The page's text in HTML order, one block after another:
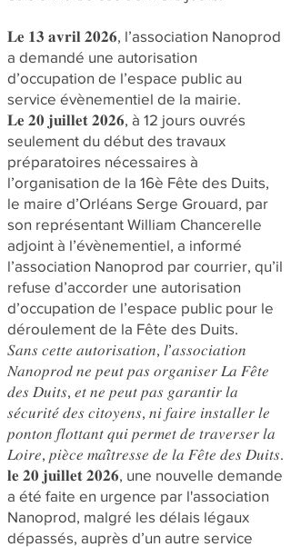
𝐋𝐞 𝟏𝟑 𝐚𝐯𝐫𝐢𝐥 𝟐𝟎𝟐𝟔, l’association Nanoprod
a demandé une autorisation
d’occupation de l’espace public au
service évènementiel de la mairie.
𝐋𝐞 𝟐𝟎 𝐣𝐮𝐢𝐥𝐥𝐞𝐭 𝟐𝟎𝟐𝟔, à 12 jours ouvrés
seulement du début des travaux
préparatoires nécessaires à
l’organisation de la 16è Fête des Duits,
le maire d’Orléans Serge Grouard, par
son représentant William Chancerelle
adjoint à l’évènementiel, a informé
l’association Nanoprod par courrier, qu’il
refuse d’accorder une autorisation
d’occupation de l’espace public pour le
déroulement de la Fête des Duits.
𝑆𝑎𝑛𝑠 𝑐𝑒𝑡𝑡𝑒 𝑎𝑢𝑡𝑜𝑟𝑖𝑠𝑎𝑡𝑖𝑜𝑛, 𝑙’𝑎𝑠𝑠𝑜𝑐𝑖𝑎𝑡𝑖𝑜𝑛
𝑁𝑎𝑛𝑜𝑝𝑟𝑜𝑑 𝑛𝑒 𝑝𝑒𝑢𝑡 𝑝𝑎𝑠 𝑜𝑟𝑔𝑎𝑛𝑖𝑠𝑒𝑟 𝐿𝑎 𝐹𝑒̂𝑡𝑒
𝑑𝑒𝑠 𝐷𝑢𝑖𝑡𝑠, 𝑒𝑡 𝑛𝑒 𝑝𝑒𝑢𝑡 𝑝𝑎𝑠 𝑔𝑎𝑟𝑎𝑛𝑡𝑖𝑟 𝑙𝑎
𝑠𝑒́𝑐𝑢𝑟𝑖𝑡𝑒́ 𝑑𝑒𝑠 𝑐𝑖𝑡𝑜𝑦𝑒𝑛𝑠, 𝑛𝑖 𝑓𝑎𝑖𝑟𝑒 𝑖𝑛𝑠𝑡𝑎𝑙𝑙𝑒𝑟 𝑙𝑒
𝑝𝑜𝑛𝑡𝑜𝑛 𝑓𝑙𝑜𝑡𝑡𝑎𝑛𝑡 𝑞𝑢𝑖 𝑝𝑒𝑟𝑚𝑒𝑡 𝑑𝑒 𝑡𝑟𝑎𝑣𝑒𝑟𝑠𝑒𝑟 𝑙𝑎
𝐿𝑜𝑖𝑟𝑒, 𝑝𝑖𝑒̀𝑐𝑒 𝑚𝑎𝑖̂𝑡𝑟𝑒𝑠𝑠𝑒 𝑑𝑒 𝑙𝑎 𝐹𝑒̂𝑡𝑒 𝑑𝑒𝑠 𝐷𝑢𝑖𝑡𝑠.
𝐥𝐞 𝟐𝟎 𝐣𝐮𝐢𝐥𝐥𝐞𝐭 𝟐𝟎𝟐𝟔, une nouvelle demande
a été faite en urgence par l'association
Nanoprod, malgré les délais légaux
dépassés, auprès d’un autre service